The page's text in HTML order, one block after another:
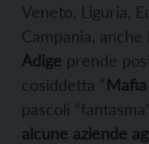
Veneto, Liguria,
Campania, anche
Adige prende
cosiddetta “
pascoli
alcune aziende